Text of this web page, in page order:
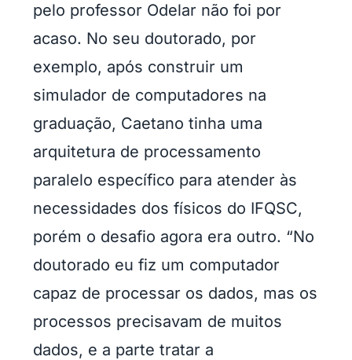
pelo professor Odelar não foi por
acaso. No seu doutorado, por
exemplo, após construir um
simulador de computadores na
graduação, Caetano tinha uma
arquitetura de processamento
paralelo específico para atender às
necessidades dos físicos do IFQSC,
porém o desafio agora era outro. “No
doutorado eu fiz um computador
capaz de processar os dados, mas os
processos precisavam de muitos
dados, e a parte tratar a